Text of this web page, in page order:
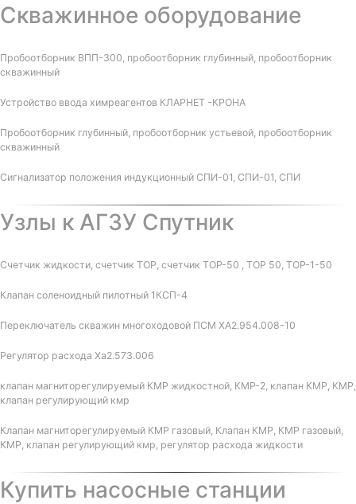
Скважинное оборудование
Пробоотборник ВПП-300, пробоотборник глубинный, пробоотборник
скважинный
Устройство ввода химреагентов КЛАРНЕТ -КРОНА
Пробоотборник глубинный, пробоотборник устьевой, пробоотборник
скважинный
Сигнализатор положения индукционный СПИ-01, СПИ-01, СПИ
Узлы к АГЗУ Спутник
Счетчик жидкости, счетчик ТОР, счетчик ТОР-50 , ТОР 50, ТОР-1-50
Клапан соленоидный пилотный 1КСП-4
Переключатель скважин многоходовой ПСМ ХА2.954.008-10
Регулятор расхода Ха2.573.006
клапан магниторегулируемый КМР жидкостной, КМР-2, клапан КМР, КМР,
клапан регулирующий кмр
Клапан магниторегулируемый КМР газовый, Клапан КМР, КМР газовый,
КМР, клапан регулирующий кмр, регулятор расхода жидкости
Купить насосные станции